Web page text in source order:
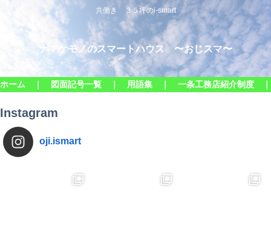
共働き ３５坪のi-smart
ナマケモノのスマートハウス 〜おじスマ〜
ホーム ｜ 図面記号一覧 ｜ 用語集 ｜ 一条工務店紹介制度
Instagram
oji.ismart